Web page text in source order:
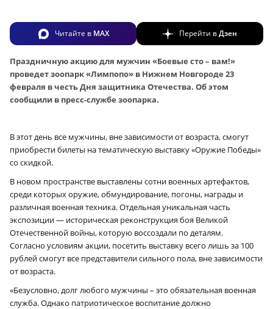
Читайте в MAX Перейти вДзен
Праздничную акцию для мужчин «Боевые сто – вам!»
проведет зоопарк «Лимпопо» в Нижнем Новгороде 23
февраля в честь Дня защитника Отечества. Об этом
сообщили в пресс-службе зоопарка.
В этот день все мужчины, вне зависимости от возраста, смогут
приобрести билеты на тематическую выставку «Оружие Победы»
со скидкой.
В новом пространстве выставлены сотни военных артефактов,
среди которых оружие, обмундирование, погоны, награды и
различная военная техника. Отдельная уникальная часть
экспозиции — историческая реконструкция боя Великой
Отечественной войны, которую воссоздали по деталям.
Согласно условиям акции, посетить выставку всего лишь за 100
рублей смогут все представители сильного пола, вне зависимости
от возраста.
«Безусловно, долг любого мужчины – это обязательная военная
служба. Однако патриотическое воспитание должно